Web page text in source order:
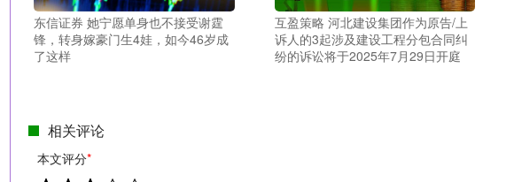
东信证券 她宁愿单身也不接受谢霆
锋，转身嫁豪门生4娃，如今46岁成
了这样
互盈策略 河北建设集团作为原告/上
诉人的3起涉及建设工程分包合同纠
纷的诉讼将于2025年7月29日开庭
相关评论
本文评分*